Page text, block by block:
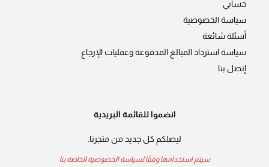
حسابي
سياسة الخصوصية
أسئلة شائعة
سياسة استرداد المبالغ المدفوعة وعمليات الإرجاع
إتصل بنا
انضموا للقائمة البريدية
ليصلكم كل جديد من متجرنا.
سيتم استخدامها وفقًا لسياسة الخصوصية الخاصة بنا